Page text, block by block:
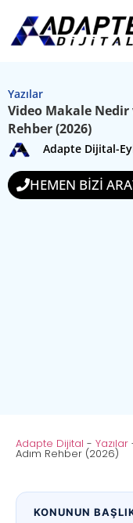
Yazılar
Video Makale Nedir
Rehber (2026)
Adapte Dijital-
HEMEN BİZİ
Adapte Dijital - Yazılar
Adım Rehber (2026)
KONUNUN